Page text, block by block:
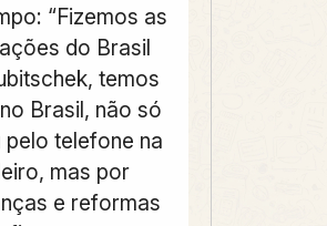
“Fizemos as
do Brasil
temos
Brasil, não só
pelo telefone na
mas por
e reformas